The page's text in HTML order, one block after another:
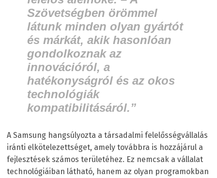
Szövetségben örömmel
látunk minden olyan gyártót
és márkát, akik hasonlóan
gondolkoznak az
innovációról, a
hatékonyságról és az okos
technológiák
kompatibilitásáról.”
A Samsung hangsúlyozta a társadalmi felelősségvállalás
iránti elkötelezettséget, amely továbbra is hozzájárul a
fejlesztések számos területéhez. Ez nemcsak a vállalat
technológiáiban látható, hanem az olyan programokban